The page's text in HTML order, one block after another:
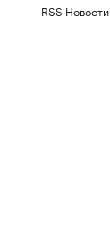
RSS Новости